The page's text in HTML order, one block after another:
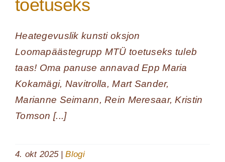
toetuseks
Heategevuslik kunsti oksjon
Loomapäästegrupp MTÜ toetuseks tuleb
taas! Oma panuse annavad Epp Maria
Kokamägi, Navitrolla, Mart Sander,
Marianne Seimann, Rein Meresaar, Kristin
Tomson [...]
4. okt 2025 | Blogi